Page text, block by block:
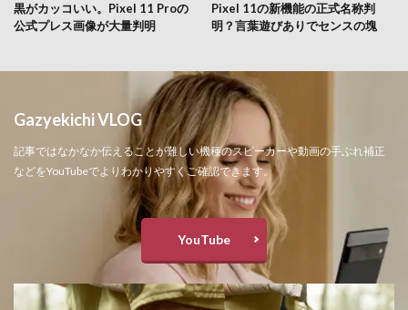
黒がカッコいい。Pixel 11 Proの
公式プレス画像が大量判明
Pixel 11の新機能の正式名称判
明？言葉遊びありでセンスの塊
Gazyekichi VLOG
記事ではなかなか伝えることが難しい機種のスピーカーや動画の手ぶれ補正
などをYouTubeでよりわかりやすくご確認できます。
YouTube